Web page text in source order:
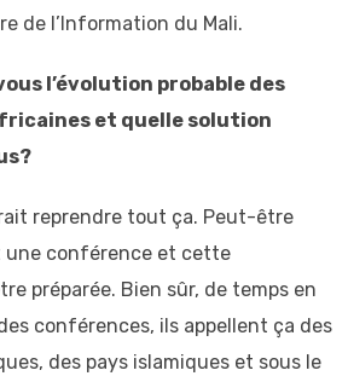
de l’Information du Mali.
l’évolution probable des
et quelle solution
reprendre tout ça. Peut-être
une conférence et cette
préparée. Bien sûr, de temps en
conférences, ils appellent ça des
des pays islamiques et sous le